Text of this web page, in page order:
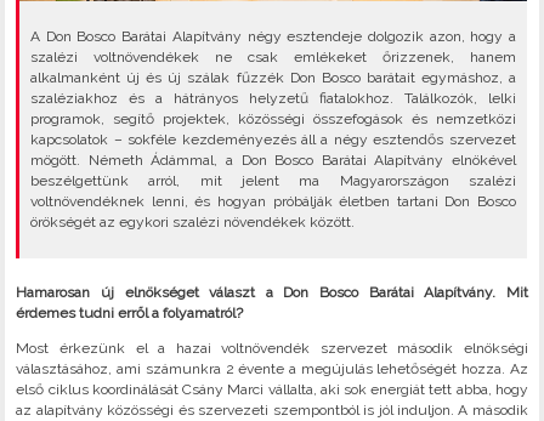
A Don Bosco Barátai Alapítvány négy esztendeje dolgozik azon, hogy a
szalézi voltnövendékek ne csak emlékeket őrizzenek, hanem
alkalmanként új és új szálak fűzzék Don Bosco barátait egymáshoz, a
szaléziakhoz és a hátrányos helyzetű fiatalokhoz. Találkozók, lelki
programok, segítő projektek, közösségi összefogások és nemzetközi
kapcsolatok – sokféle kezdeményezés áll a négy esztendős szervezet
mögött. Németh Ádámmal, a Don Bosco Barátai Alapítvány elnökével
beszélgettünk arról, mit jelent ma Magyarországon szalézi
voltnövendéknek lenni, és hogyan próbálják életben tartani Don Bosco
örökségét az egykori szalézi növendékek között.
Hamarosan új elnökséget választ a Don Bosco Barátai Alapítvány. Mit
érdemes tudni erről a folyamatról?
Most érkezünk el a hazai voltnövendék szervezet második elnökségi
választásához, ami számunkra 2 évente a megújulás lehetőségét hozza. Az
első ciklus koordinálását Csány Marci vállalta, aki sok energiát tett abba, hogy
az alapítvány közösségi és szervezeti szempontból is jól induljon. A második